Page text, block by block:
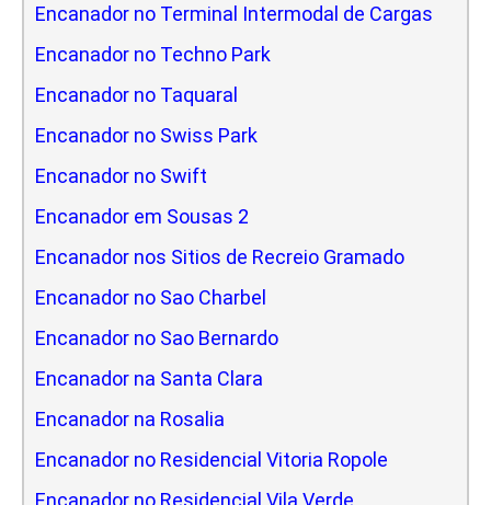
Encanador no Terminal Intermodal de Cargas
Encanador no Techno Park
Encanador no Taquaral
Encanador no Swiss Park
Encanador no Swift
Encanador em Sousas 2
Encanador nos Sitios de Recreio Gramado
Encanador no Sao Charbel
Encanador no Sao Bernardo
Encanador na Santa Clara
Encanador na Rosalia
Encanador no Residencial Vitoria Ropole
Encanador no Residencial Vila Verde